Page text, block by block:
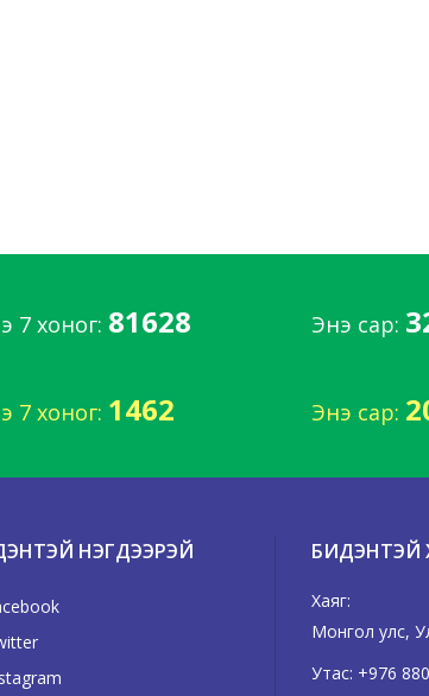
7 хоног: 81628 Энэ сар:
7 хоног: 1462 Энэ сар:
НЭГДЭЭРЭЙ БИДЭНТЭЙ
Хаяг:
Монгол улс,
Утас: +976